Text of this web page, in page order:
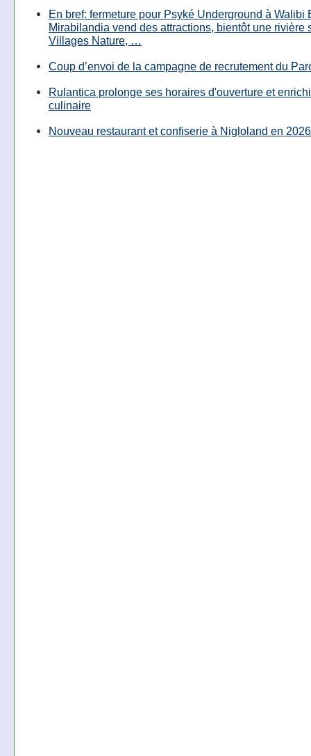
En bref: fermeture pour Psyké Underground à Walibi
Mirabilandia vend des attractions, bientôt une rivière
Villages Nature, …
Coup d’envoi de la campagne de recrutement du
Rulantica prolonge ses horaires d'ouverture et
culinaire
Nouveau restaurant et confiserie à Nigloland en 2026